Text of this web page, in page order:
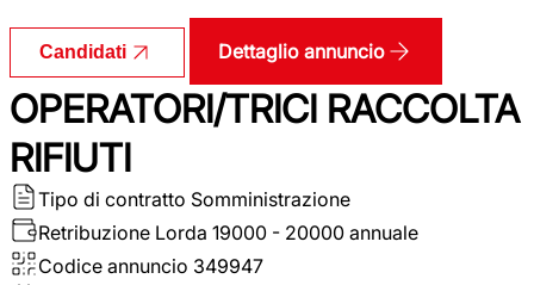
Candidati Dettaglio annuncio
OPERATORI/TRICI RACCOLTA
RIFIUTI
Tipo di contratto Somministrazione
Retribuzione Lorda 19000 - 20000 annuale
Codice annuncio 349947